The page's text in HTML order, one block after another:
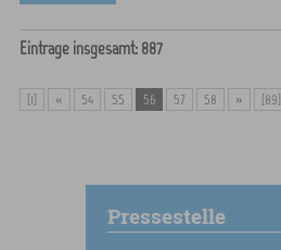
Einträge insgesamt: 887
[1] « 54 55 56 57 58 » [89]
Pressestelle